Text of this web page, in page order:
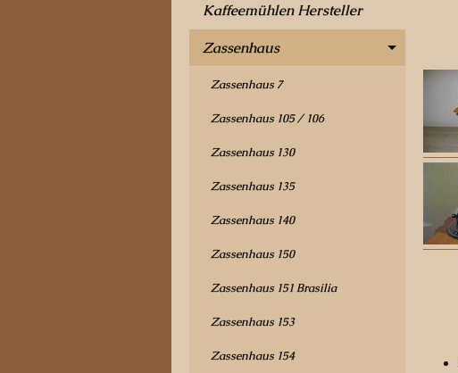
Kaffeemühlen Hersteller
Zassenhaus
Zassenhaus 7
Zassenhaus 105 / 106
Zassenhaus 130
Zassenhaus 135
Zassenhaus 140
Zassenhaus 150
Zassenhaus 151 Brasilia
Zassenhaus 153
Zassenhaus 154